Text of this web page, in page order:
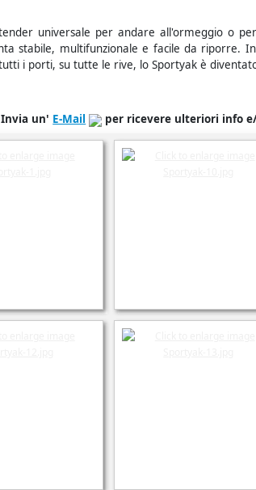
universale per andare all'ormeggio o
stabile, multifunzionale e facile da riporre.
i porti, su tutte le rive, lo Sportyak è
Invia un' E-Mail per ricevere ulteriori info